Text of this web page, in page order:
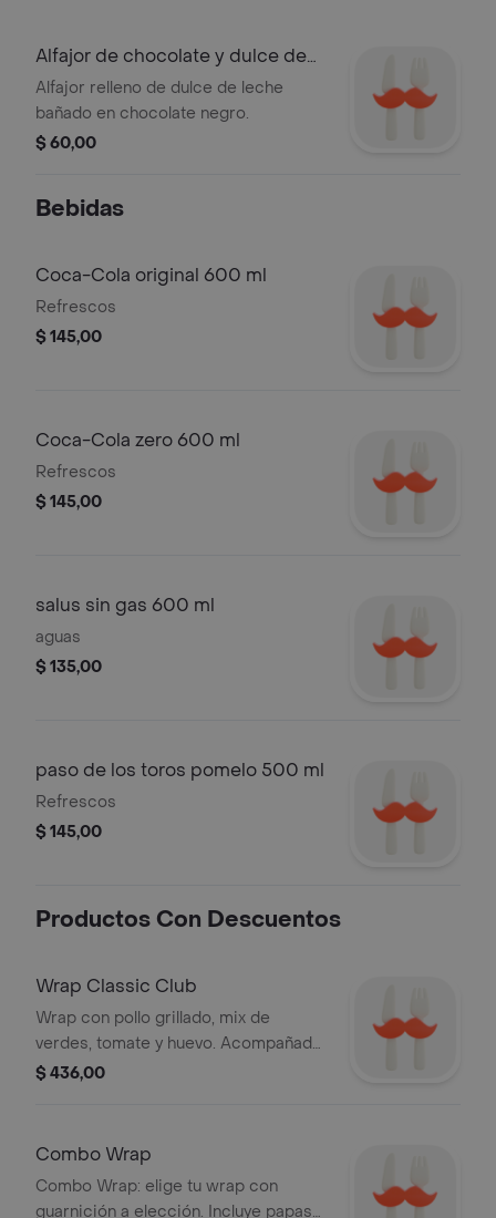
Alfajor de chocolate y dulce de
leche
Alfajor relleno de dulce de leche
bañado en chocolate negro.
$ 60,00
Bebidas
Coca-Cola original 600 ml
Refrescos
$ 145,00
Coca-Cola zero 600 ml
Refrescos
$ 145,00
salus sin gas 600 ml
aguas
$ 135,00
paso de los toros pomelo 500 ml
Refrescos
$ 145,00
Productos Con Descuentos
Wrap Classic Club
Wrap con pollo grillado, mix de
verdes, tomate y huevo. Acompañado
de una ensalada fresca.
$ 436,00
Combo Wrap
Combo Wrap: elige tu wrap con
guarnición a elección. Incluye papas